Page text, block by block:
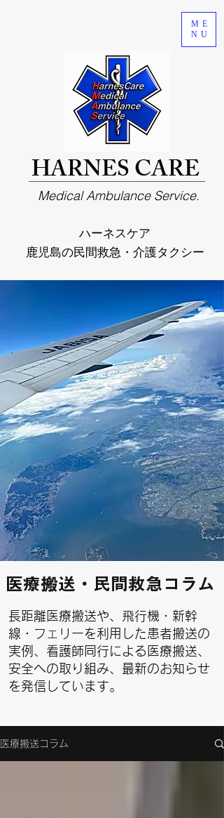
HARNES CARE
Medical Ambulance Service.
ハーネスケア
鹿児島の民間救急・介護タクシー
ME
NU
​医療搬送・民間救急コラム
​長距離医療搬送や、飛行機・新幹
線・フェリーを利用した患者搬送の
実例、看護師同行による医療搬送、
安全への取り組み、最新のお知らせ
を発信しています。
医療搬送コラム